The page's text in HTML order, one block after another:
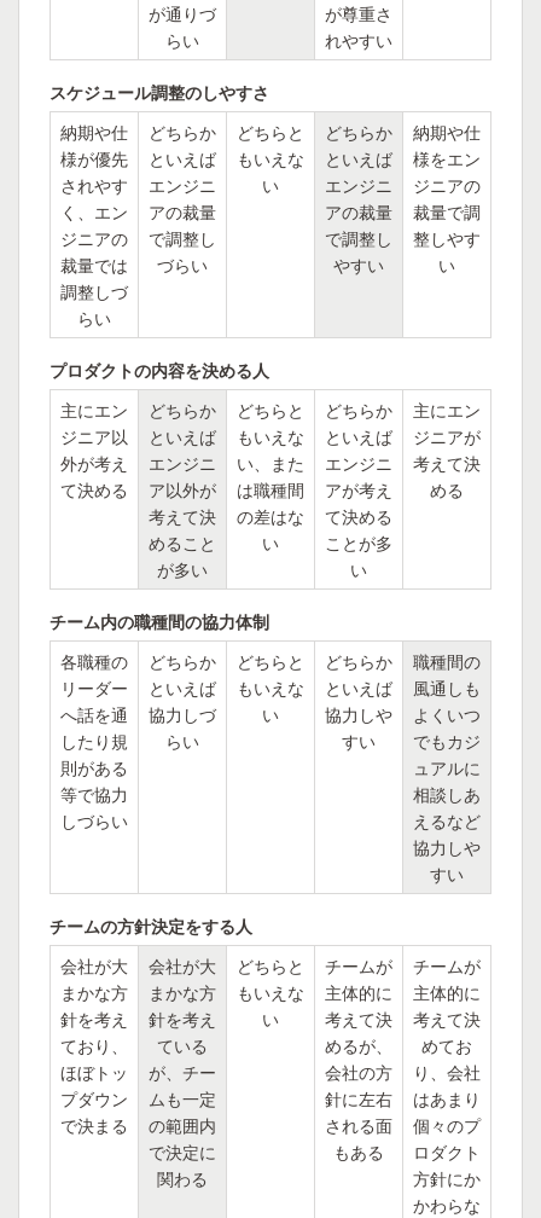
が通りづ
らい
が尊重さ
れやすい
スケジュール調整のしやすさ
納期や仕
様が優先
されやす
く、エン
ジニアの
裁量では
調整しづ
らい
どちらか
といえば
エンジニ
アの裁量
で調整し
づらい
どちらと
もいえな
い
どちらか
といえば
エンジニ
アの裁量
で調整し
やすい
納期や仕
様をエン
ジニアの
裁量で調
整しやす
い
プロダクトの内容を決める人
主にエン
ジニア以
外が考え
て決める
どちらか
といえば
エンジニ
ア以外が
考えて決
めること
が多い
どちらと
もいえな
い、また
は職種間
の差はな
い
どちらか
といえば
エンジニ
アが考え
て決める
ことが多
い
主にエン
ジニアが
考えて決
める
チーム内の職種間の協力体制
各職種の
リーダー
へ話を通
したり規
則がある
等で協力
しづらい
どちらか
といえば
協力しづ
らい
どちらと
もいえな
い
どちらか
といえば
協力しや
すい
職種間の
風通しも
よくいつ
でもカジ
ュアルに
相談しあ
えるなど
協力しや
すい
チームの方針決定をする人
会社が大
まかな方
針を考え
ており、
ほぼトッ
プダウン
で決まる
会社が大
まかな方
針を考え
ている
が、チー
ムも一定
の範囲内
で決定に
関わる
どちらと
もいえな
い
チームが
主体的に
考えて決
めるが、
会社の方
針に左右
される面
もある
チームが
主体的に
考えて決
めてお
り、会社
はあまり
個々のプ
ロダクト
方針にか
かわらな